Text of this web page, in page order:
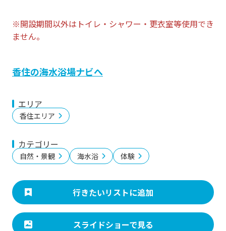
※開設期間以外は トイレ・ シャワー・更衣室等使用でき
ません。
香住の海水浴場ナビへ
エリア
香住エリア
カテゴリー
自然・景観 海水浴 体験
行きたいリストに追加
スライドショーで見る